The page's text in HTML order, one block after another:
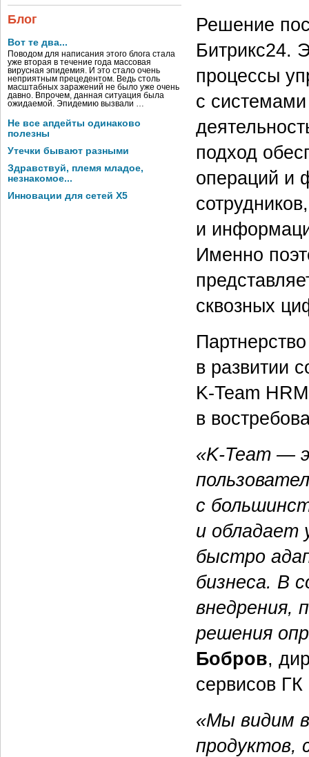
Блог
Вот те два...
Поводом для написания этого блога стала
уже вторая в течение года массовая
вирусная эпидемия. И это стало очень
неприятным прецедентом. Ведь столь
масштабных заражений не было уже очень
давно. Впрочем, данная ситуация была
ожидаемой. Эпидемию вызвали …
Не все апдейты одинаково
полезны
Утечки бывают разными
Здравствуй, племя младое,
незнакомое...
Инновации для сетей X5
Решение
Битрикс24.
процессы
с системами
подход
операций и
и
Именно
сквозных
в развитии
K-Team
в
«K-Team —
с
и обладает
быстро
бизнеса. В
внедрения,
решения
Бобров,
сервисов
«Мы видим
продуктов,